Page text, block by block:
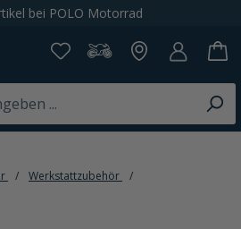
bei POLO Motorrad
Werkstattzubehör